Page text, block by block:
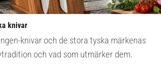
knivar
knivar och de stora tyska märkenas
och vad som utmärker dem.